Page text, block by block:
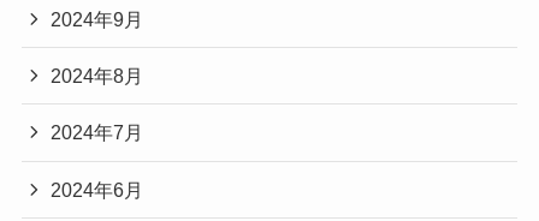
2024年9月
2024年8月
2024年7月
2024年6月